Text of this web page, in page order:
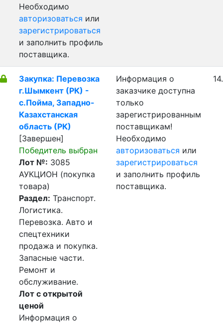
Необходимо
авторизоваться или
зарегистрироваться
и заполнить профиль
поставщика.
Закупка: Перевозка
г.Шымкент (РК) -
с.Пойма, Западно-
Казахстанская
область (РК)
[Завершен]
Победитель выбран
Лот №: 3085
АУКЦИОН (покупка
товара)
Раздел: Транспорт.
Логистика.
Перевозка. Авто и
спецтехники
продажа и покупка.
Запасные части.
Ремонт и
обслуживание.
Лот с открытой
ценой
Информация о
Информация о
заказчике доступна
только
зарегистрированным
поставщикам!
Необходимо
авторизоваться или
зарегистрироваться
и заполнить профиль
поставщика.